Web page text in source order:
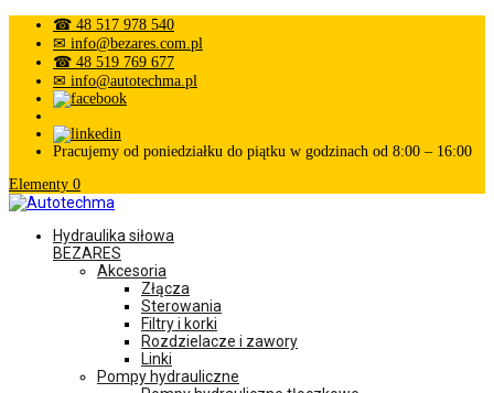
☎ 48 517 978 540
✉ info@bezares.com.pl
☎ 48 519 769 677
✉ info@autotechma.pl
Pracujemy od poniedziałku do piątku w godzinach od 8:00 – 16:00
Elementy 0
Hydraulika siłowa
BEZARES
Akcesoria
Złącza
Sterowania
Filtry i korki
Rozdzielacze i zawory
Linki
Pompy hydrauliczne